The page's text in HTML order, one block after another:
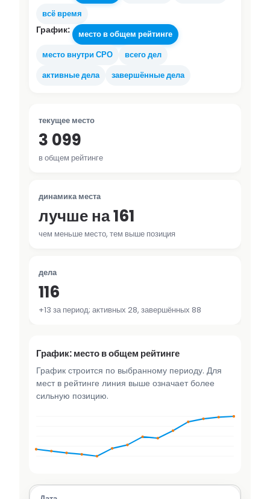
всё время
График:
место в общем рейтинге
место внутри СРО
всего дел
активные дела
завершённые дела
текущее место
3 099
в общем рейтинге
динамика места
лучше на 161
чем меньше место, тем выше позиция
дела
116
+13 за период; активных 28, завершённых 88
График: место в общем рейтинге
График строится по выбранному периоду. Для
мест в рейтинге линия выше означает более
сильную позицию.